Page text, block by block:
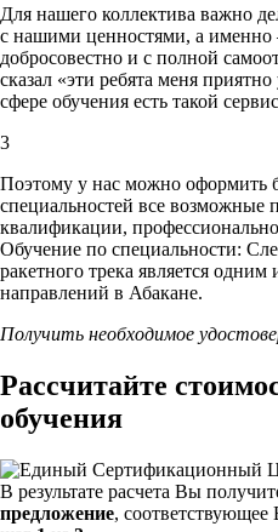
Для нашего коллектива важно
с нашими ценностями, а именно
добросовестно и с полной
сказал «эти ребята меня
сфере обучения есть такой
3
Поэтому у нас можно оформить
специальностей все возможные
квалификации,
Обучение по специальности:
ракетного трека является
направлений в Абакане.
Получить необходимое
Рассчитайте
обучения
В результате расчета Вы
предложение,